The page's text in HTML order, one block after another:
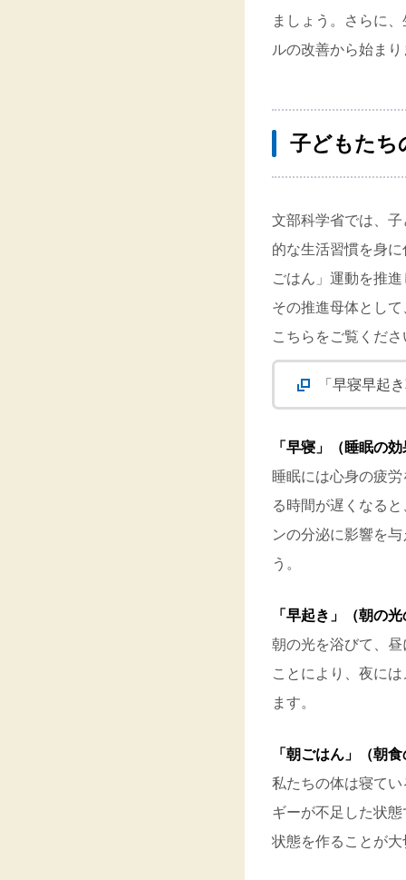
ましょう。さらに
ルの改善から始ま
子どもたち
文部科学省では、
的な生活習慣を身
ごはん」運動を推
その推進母体とし
こちらをご覧くださ
「早寝早起
「早寝」（睡眠の
睡眠には心身の疲
る時間が遅くなる
ンの分泌に影響を
う。
「早起き」（朝の
朝の光を浴びて、
ことにより、夜に
ます。
「朝ごはん」（朝
私たちの体は寝て
ギーが不足した状
状態を作ることが